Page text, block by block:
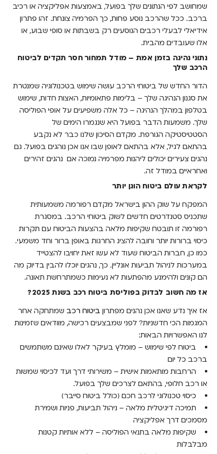
שמחושב לפי הנתונים שלך בפועל, באמצעות אפליקציה או רכיב
ברכב. ככל שהרכב נוסע פחות, כך הפרמיה צונחת. זהו פתרון
אידיאלי לבעלי רכבים הנוסעים רק בשבתות או סופי שבוע, או
אלו שעובדים מהבית.
נתוני נהיגה בזמן אמת – מודל תמחור חסר תקדים לביטוח
הרכב שלך
הדור החדש של ביטוחי הרכב עושה שימוש בטכנולוגיה שמנטרת
את סגנון הנהיגה שלך – בלימות פתאומיות, האצות חדות, שימוש
בטלפון במהלך הנהיגה – כל אלה משפיעים על אופי הפוליסה
שלך. משמעות הדבר בפועל היא שנגמרו הימים של
הסטטיסטיקה הגורפת. מקדם הסיכון שלנו כבר לא נקבע
בהתאם לגיל, אלא בהתאם לאופן שבו אנו אכן נוהגים בפועל. גם
נהגים צעירים יכולים ליהנות מפרמיה נמוכה אם נהגים זהירים
ואחראיים במודל זה.
לקראת עולם ביטוח הוגן יותר
המפקח על שוק ההון בישראל מקדם רפורמה משמעותית
שתכניס סטנדרטים חדשים לשוק ביטוחי הרכב. במסגרת
רפורמה זו תובטח שקיפות מלאה בהצעות הביטוח עם תקרות
כיסוי ברורות יותר וחובה להציג החרגות באופן ברור וחד משמעי.
כמו כן, חברות הביטוח שעוד לא עשו זאת יחויבו להצטייד
במערכות לניהול תביעות אונליין. כך, נהגים יוכלו להבין בדיוק מה
הם קונים ולהימנע מהפתעות לא נעימות כשמתרחשת תאונה.
אז מה חשוב לבדוק בפוליסת ביטוח רכב בשנת 2025?
אז איך נדע שאנו אכן נהנים מפתרון ביטוח רכב שמתחקה אחר
המגמות הכי חדשניות? לפני שמבצעים רכישה, מוודאים שזמינות
לנו האפשרויות הבאות:
ביטוח לפי שימוש – מומלץ בעיקר לאלו שאינם משתמשים
ברכב כל יום
הרחבות מותאמות אישית – משירותי דרך ועד לכיסוי שמשות
או רכב חלופי, בהתאם לצרכים שלך בפועל.
כיסוי טכנולוגי לרכב חכם (כולל ביטוח סייבר)
תמיכה דיגיטלית מלאה – ניהול תביעות, פניות ושמירת
מסמכים דרך אפליקציה
שקיפות מלאה בתנאי הפוליסה – ללא אותיות קטנות
מבלבלות